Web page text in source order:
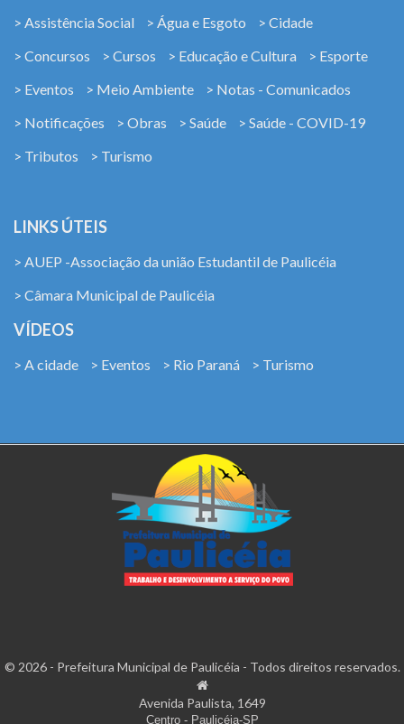
> Assistência Social > Água e Esgoto
> Cidade
> Concursos
> Cursos > Educação e Cultura
> Esporte
> Eventos
> Meio Ambiente
> Notas - Comunicados
> Notificações
> Obras > Saúde
> Saúde - COVID-19
> Tributos
> Turismo
LINKS ÚTEIS
> AUEP -Associação da união Estudantil de Paulicéia
> Câmara Municipal de Paulicéia
VÍDEOS
> A cidade > Eventos > Rio Paraná > Turismo
© 2026 - Prefeitura Municipal de Paulicéia - Todos direitos reservados.
Avenida Paulista, 1649
Centro - Paulicéia-SP